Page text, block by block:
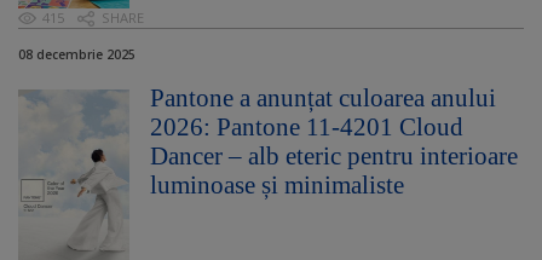
415 SHARE
08 decembrie 2025
Pantone a anunțat culoarea anului
2026: Pantone 11-4201 Cloud
Dancer – alb eteric pentru interioare
luminoase și minimaliste